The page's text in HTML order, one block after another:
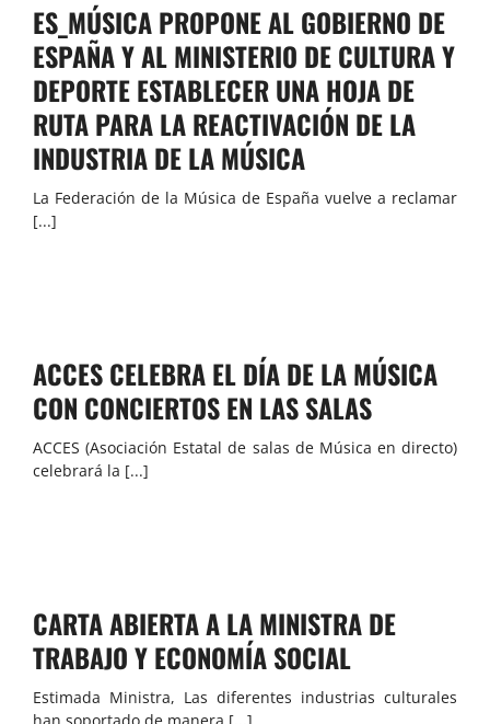
ES_MÚSICA PROPONE AL GOBIERNO DE
ESPAÑA Y AL MINISTERIO DE CULTURA Y
DEPORTE ESTABLECER UNA HOJA DE
RUTA PARA LA REACTIVACIÓN DE LA
INDUSTRIA DE LA MÚSICA
La Federación de la Música de España vuelve a reclamar
[...]
ACCES CELEBRA EL DÍA DE LA MÚSICA
CON CONCIERTOS EN LAS SALAS
ACCES (Asociación Estatal de salas de Música en directo)
celebrará la [...]
CARTA ABIERTA A LA MINISTRA DE
TRABAJO Y ECONOMÍA SOCIAL
Estimada Ministra, Las diferentes industrias culturales